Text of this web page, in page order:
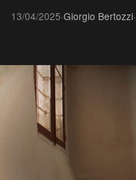
13/04/2025·Giorgio Bertozzi·